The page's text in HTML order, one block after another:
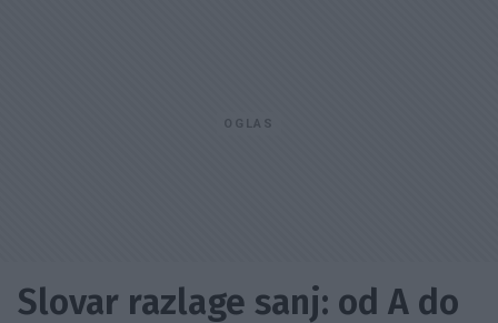
Slovar razlage sanj: od A do